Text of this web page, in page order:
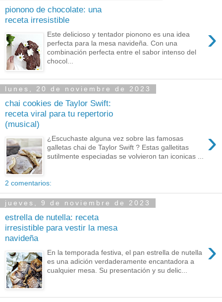
pionono de chocolate: una
receta irresistible
›
Este delicioso y tentador pionono es una idea
perfecta para la mesa navideña. Con una
combinación perfecta entre el sabor intenso del
chocol...
lunes, 20 de noviembre de 2023
chai cookies de Taylor Swift:
receta viral para tu repertorio
(musical)
›
¿Escuchaste alguna vez sobre las famosas
galletas chai de Taylor Swift ? Estas galletitas
sutilmente especiadas se volvieron tan iconicas ...
2 comentarios:
jueves, 9 de noviembre de 2023
estrella de nutella: receta
irresistible para vestir la mesa
navideña
›
En la temporada festiva, el pan estrella de nutella
es una adición verdaderamente encantadora a
cualquier mesa. Su presentación y su delic...